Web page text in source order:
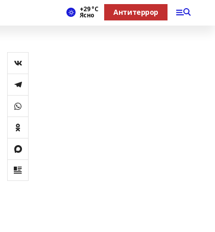
+29 °С
Ясно Антитеррор